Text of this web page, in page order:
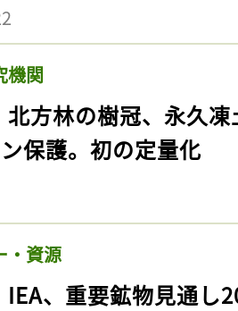
機関
北方林の樹冠、永久
保護。初の定量化
・資源
IEA、重要鉱物見通